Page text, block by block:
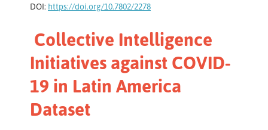
DOI: https://doi.org/10.7802/2278
Collective Intelligence
Initiatives against COVID-
19 in Latin America
Dataset